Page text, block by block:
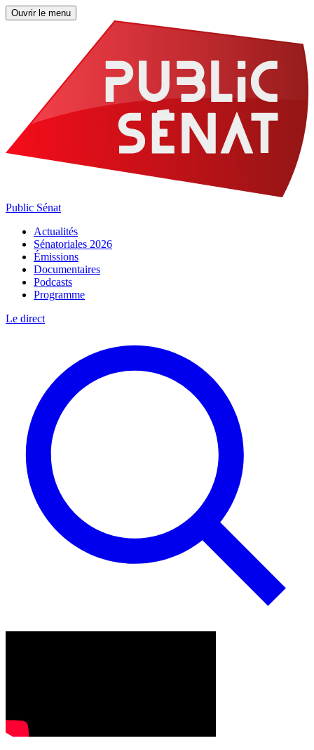
Ouvrir le menu
Public Sénat
Actualités
Sénatoriales 2026
Émissions
Documentaires
Podcasts
Programme
Le direct